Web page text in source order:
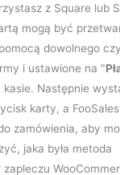
z Square lub
mogą być
dowolnego
i ustawione na "
kasie. Następnie
karty, a
zamówienia, aby
jaka była metoda
zapleczu